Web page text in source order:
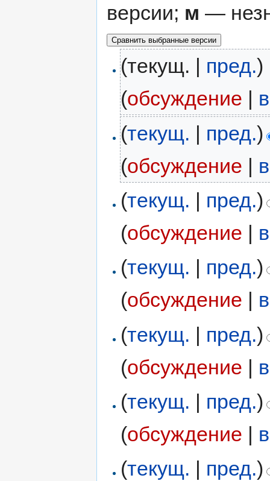
версии; м —
(текущ. | пред.)
(обсуждение |
(текущ. | пред.)
(обсуждение |
(текущ. | пред.)
(обсуждение |
(текущ. | пред.)
(обсуждение |
(текущ. | пред.)
(обсуждение |
(текущ. | пред.)
(обсуждение |
(текущ. пред.)